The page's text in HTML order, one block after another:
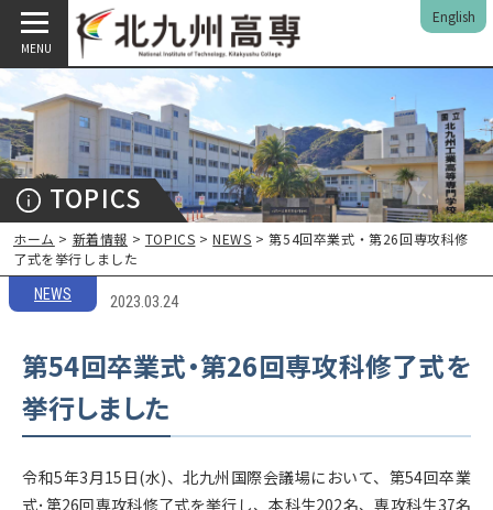
MENU
English
TOPICS
ホーム > 新着情報 > TOPICS >NEWS > 第54回卒業式・第26回専攻科修
了式を挙行しました
NEWS 2023.03.24
第54回卒業式・第26回専攻科修了式を
挙行しました
令和5年3月15日(水)、北九州国際会議場において、第54回卒業
式･第26回専攻科修了式を挙行し、本科生202名、専攻科生37名